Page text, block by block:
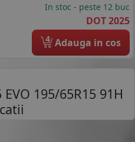
In stoc - peste 12 buc
DOT 2025
4 Adauga in cos
EVO 195/65R15 91H